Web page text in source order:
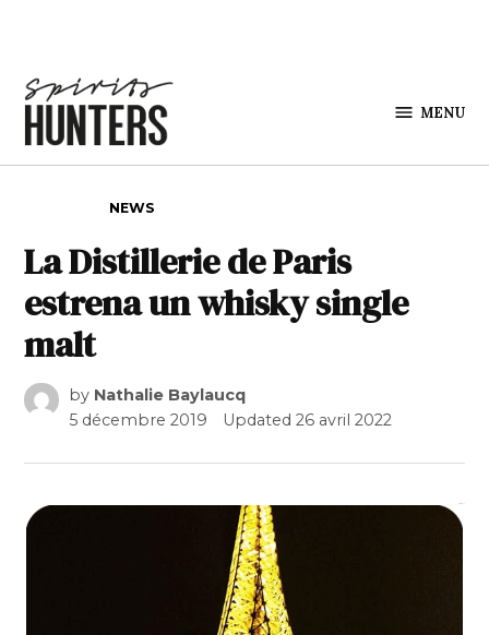
MENU
NEWS
La Distillerie de Paris
estrena un whisky single
malt
by Nathalie Baylaucq
5 décembre 2019
Updated26 avril 2022